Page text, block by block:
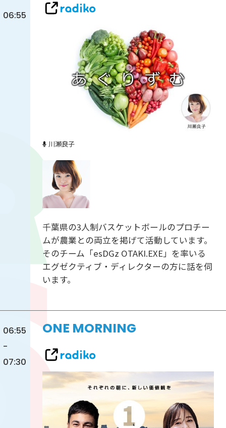
06:55
川瀬良子
千葉県の3人制バスケットボールのプロチー
ムが農業との両立を掲げて活動しています。
そのチーム「esDGz OTAKI.EXE」を率いる
エグゼクティブ・ディレクターの方に話を伺
います。
06:55
-
07:30
ONE MORNING